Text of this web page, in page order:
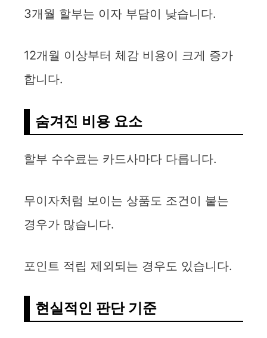
3개월 할부는 이자 부담이 낮습니다.
12개월 이상부터 체감 비용이 크게 증가
합니다.
숨겨진 비용 요소
할부 수수료는 카드사마다 다릅니다.
무이자처럼 보이는 상품도 조건이 붙는
경우가 많습니다.
포인트 적립 제외되는 경우도 있습니다.
현실적인 판단 기준